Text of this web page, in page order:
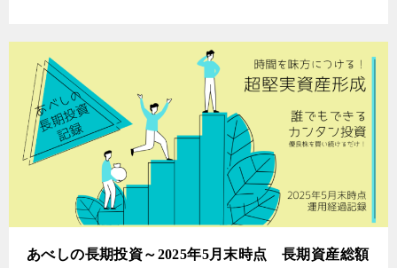
あべしの長期投資～2025年5月末時点 長期資産総額